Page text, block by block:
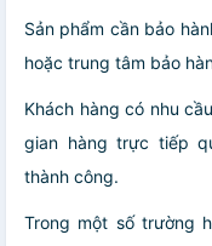
Sản phẩm cần bảo
hoặc trung tâm bảo
Khách hàng có nhu
gian hàng trực tiếp
thành công.
Trong một số trường